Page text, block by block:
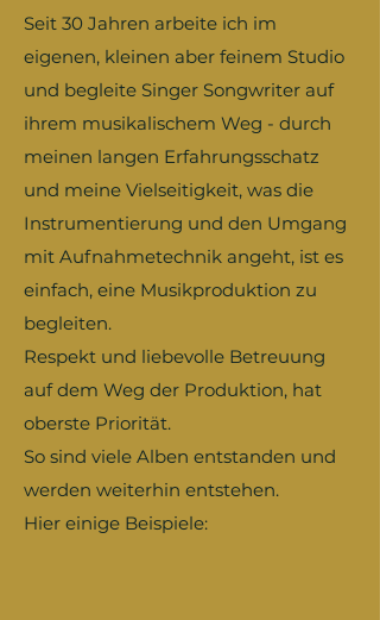
Seit 30 Jahren arbeite ich im
eigenen, kleinen aber feinem Studio
und begleite Singer Songwriter auf
ihrem musikalischem Weg - durch
meinen langen Erfahrungsschatz
und meine Vielseitigkeit, was die
Instrumentierung und den Umgang
mit Aufnahmetechnik angeht, ist es
einfach, eine Musikproduktion zu
begleiten.
Respekt und liebevolle Betreuung
auf dem Weg der Produktion, hat
oberste Priorität.
So sind viele Alben entstanden und
werden weiterhin entstehen.
Hier einige Beispiele: